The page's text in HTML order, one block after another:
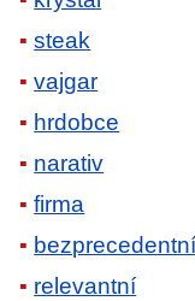
steak
vajgar
hrdobce
narativ
firma
bezprecedentní
relevantní